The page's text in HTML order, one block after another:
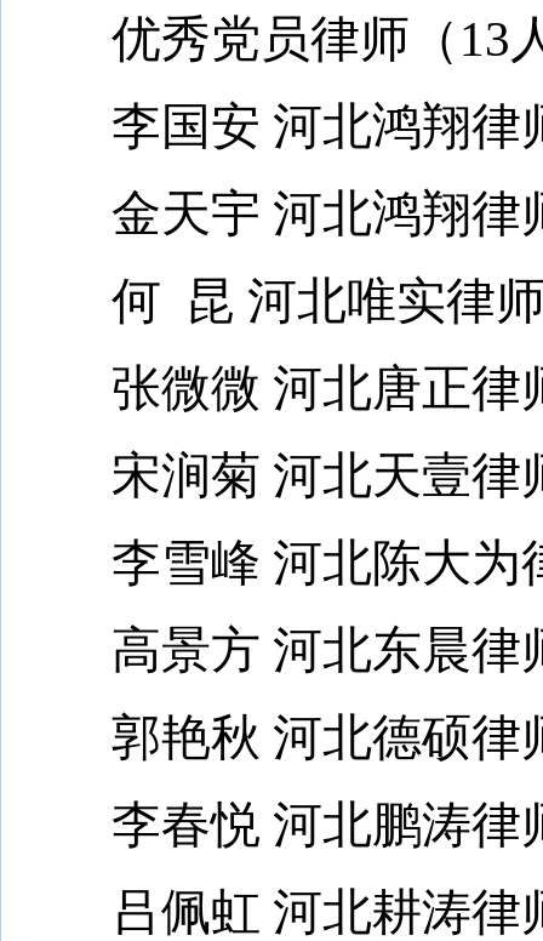
优秀党员律师（13
李国安 河北鸿翔律
金天宇 河北鸿翔律
何 昆 河北唯实律师
张微微 河北唐正律
宋涧菊 河北天壹律
李雪峰 河北陈大为
高景方 河北东晨律
郭艳秋 河北德硕律
李春悦 河北鹏涛律
吕佩虹 河北耕涛律